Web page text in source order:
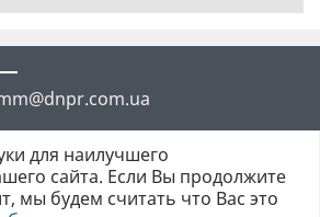
для наилучшего
сайта. Если Вы продолжите
мы будем считать что Вас это